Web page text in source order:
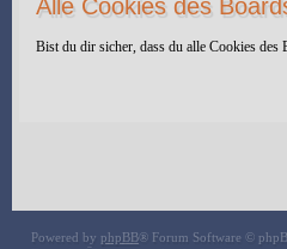
Alle Cookies des
Bist du dir sicher, dass du alle Cookies des
Powered by phpBB® Forum Software ©